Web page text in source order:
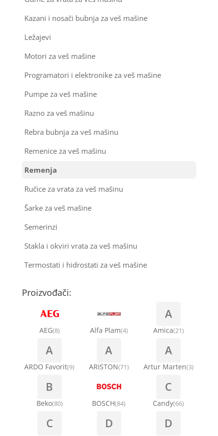
Kazani i nosači bubnja za veš mašine
Ležajevi
Motori za veš mašine
Programatori i elektronike za veš mašine
Pumpe za veš mašine
Razno za veš mašinu
Rebra bubnja za veš mašinu
Remenice za veš mašinu
Remenja
Ručice za vrata za veš mašinu
Šarke za veš mašine
Semerinzi
Stakla i okviri vrata za veš mašinu
Termostati i hidrostati za veš mašine
Proizvođači:
AEG(8) Alfa Plam(4)
A
Amica(21)
A
ARDO Favorit(9)
A
ARISTON(71)
A
Artur Marten(3)
B
Beko(80) BOSCH(84)
C
Candy(66)
C D D